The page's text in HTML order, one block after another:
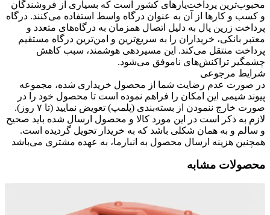
محبوب‌ترین پرداخت‌یارهای کشور است که بسیاری از فروشندگان
و کسب و کارها از آن به عنوان درگاه واسط استفاده می‌کنند. درگاه
پرداخت زرین پال به دلیل اتصال همزمان به درگاه‌های متعدد و
معتبر بانکی، خریداران را به سریع‌ترین و امن‌ترین درگاه مستقیم
پرداخت منتقل می‌کند. این مسیردهی هوشمند، سبب کاهش
چشمگیر تراکنش‌های ناموفق می‌شود.
شرایط مرجوعی
در صورت عدم رضایت شما از محصول خریداری شده، مجموعه
پیوند شیمی این امکان را فراهم نموده است تا محصول خود را در
صورت خارج ننمودن از بسته‌بندی (پلمپ) تعویض نمایید (تا ۷ روز).
لازم به ذکر است در این مورد کالا و محصول ارسال شده باید صحیح
و سالم و به همان شکلی باشد که به خریدار تحویل گردیده است.
همچنین هزینه ارسال محصول به انبارما، به عهده مشتری می‌باشد
محصولات مشابه